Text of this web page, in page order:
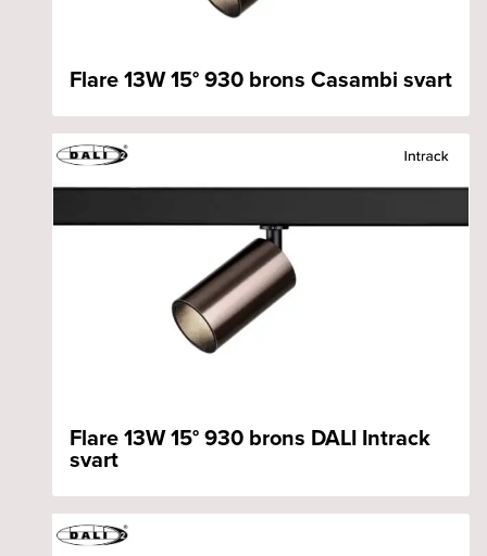
Flare 13W 15° 930 brons Casambi svart
Flare 13W 15° 930 brons DALI Intrack
svart